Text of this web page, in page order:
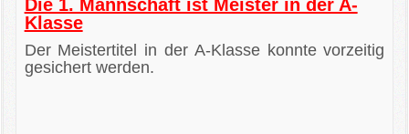
Die 1. Mannschaft ist Meister in der A-
Klasse
Der Meistertitel in der A-Klasse konnte vorzeitig
gesichert werden.